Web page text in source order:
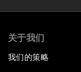
关于我们
我们的策略